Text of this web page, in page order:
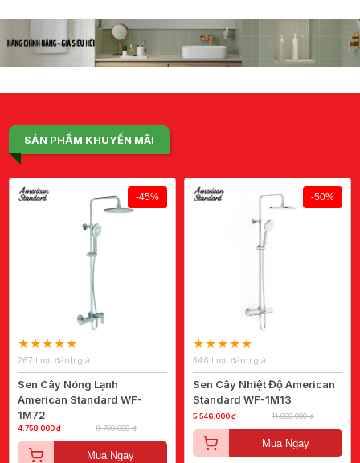
các sản phẩm dịch vụ cung cấp.
SẢN PHẨM KHUYẾN MÃI
-45%
267 Lượt đánh giá
Sen Cây Nóng Lạnh
American Standard WF-
1M72
4.758.000 ₫ 8.700.000 ₫
Mua Ngay
-50%
346 Lượt đánh giá
Sen Cây Nhiệt Độ American
Standard WF-1M13
5.546.000 ₫ 11.000.000 ₫
Mua Ngay